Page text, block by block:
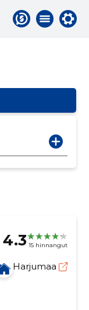
4.3 15 hinnangut
Harjumaa